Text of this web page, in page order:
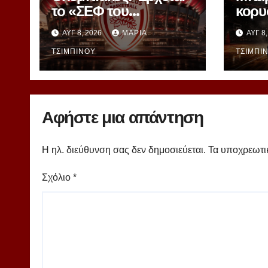
το «ΣΕΦ του
μέλλοντος» – Στη ΔΕΘ
αποκαλύπτεται το
μεγάλο project
40ετίας
ΑΥΓ 8, 2026 ΜΑΡΊΑ
ΤΣΙΜΠΙΝΟΎ
– ΑΥΓ
Αφήστε μια απάντηση
Η ηλ. διεύθυνση σας δεν δημοσιεύεται. Τα
Σχόλιο *